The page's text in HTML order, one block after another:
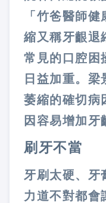
「竹爸醫師
縮又稱牙齦退
常見的口腔困
日益加重。
萎縮的確切病
因容易增加牙
刷牙不當
牙刷太硬、牙
力道不對都會